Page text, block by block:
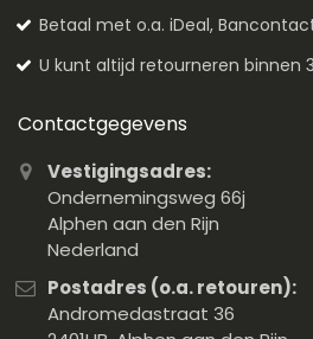
Betaal met o.a. iDeal,
U kunt altijd retourneren binnen
Contactgegevens
Vestigingsadres:
Ondernemingsweg 66j
Alphen aan den Rijn
Nederland
Postadres (o.a. retouren):
Andromedastraat 36